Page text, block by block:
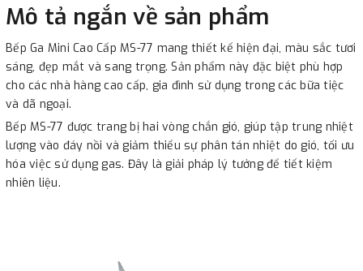
Mô tả ngắn về sản phẩm
Bếp Ga Mini Cao Cấp MS-77 mang thiết kế hiện đại, màu sắc tươi
sáng, đẹp mắt và sang trọng. Sản phẩm này đặc biệt phù hợp
cho các nhà hàng cao cấp, gia đình sử dụng trong các bữa tiệc
và dã ngoại.
Bếp MS-77 được trang bị hai vòng chắn gió, giúp tập trung nhiệt
lượng vào đáy nồi và giảm thiểu sự phân tán nhiệt do gió, tối ưu
hóa việc sử dụng gas. Đây là giải pháp lý tưởng để tiết kiệm
nhiên liệu.